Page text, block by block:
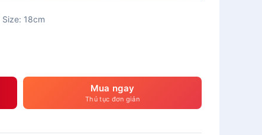
Size: 18cm
Mua ngay
Thủ tục đơn giản